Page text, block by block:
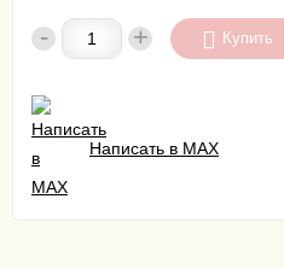
- + Купить
Написать в MAX